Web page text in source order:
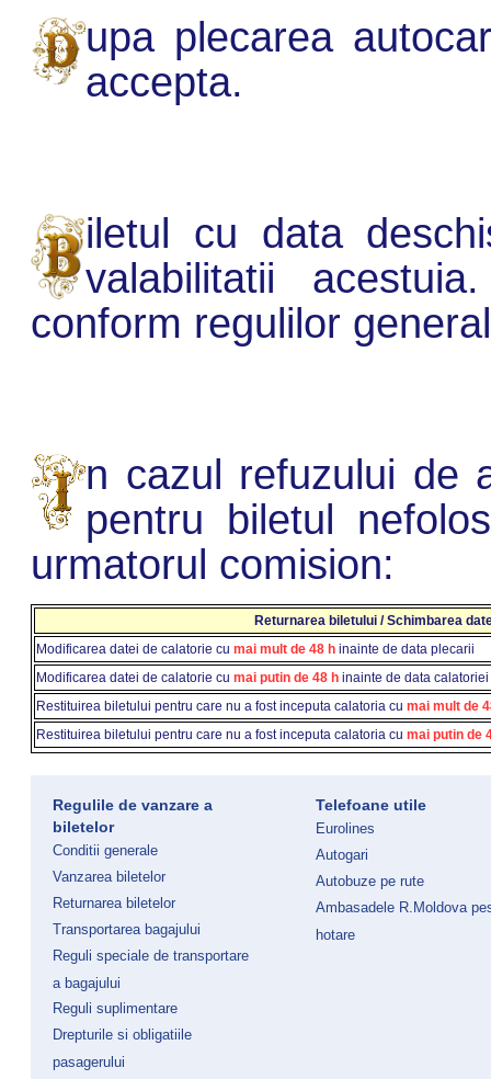
upa plecarea
accepta.
iletul cu data
valabilitatii
conform regulilor
n cazul refuzului de
pentru biletul
urmatorul comision:
Returnarea biletului / Schimbarea
Modificarea datei de calatorie cu mai mult de 48 h inainte de data plecarii
Modificarea datei de calatorie cu mai putin de 48 h inainte de data calatoriei
Restituirea biletului pentru care nu a fost inceputa calatoria cu mai mult de
Restituirea biletului pentru care nu a fost inceputa calatoria cu mai putin de
Regulile de vanzare a
biletelor
Conditii generale
Vanzarea biletelor
Returnarea biletelor
Transportarea bagajului
Reguli speciale de transportare
a bagajului
Reguli suplimentare
Drepturile si obligatiile
pasagerului
Telefoane utile
Eurolines
Autogari
Autobuze pe rute
Ambasadele R.Moldova
hotare